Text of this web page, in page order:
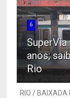
6
anos;
Rio
RIO /